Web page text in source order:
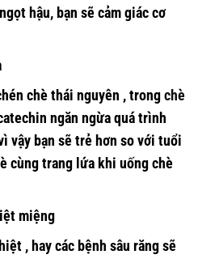
hậu, bạn sẽ cảm giác cơ
chè thái nguyên , trongchè
ngăn ngừa quá trình
vậy bạn sẽ trẻ hơn so với tuổi
cùng trang lứa khi uống chè
miệng
, hay các bệnh sâu răng sẽ